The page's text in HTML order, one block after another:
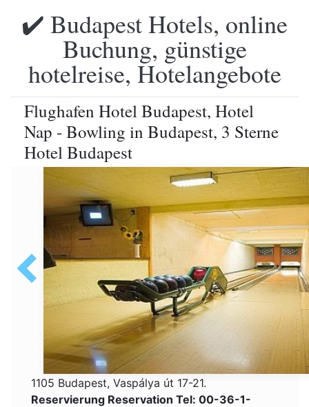
✔️ Budapest Hotels, online
Buchung, günstige
hotelreise, Hotelangebote
Flughafen Hotel Budapest, Hotel
Nap - Bowling in Budapest, 3 Sterne
Hotel Budapest
1105 Budapest, Vaspálya út 17-21.
Reservierung Reservation Tel: 00-36-1-